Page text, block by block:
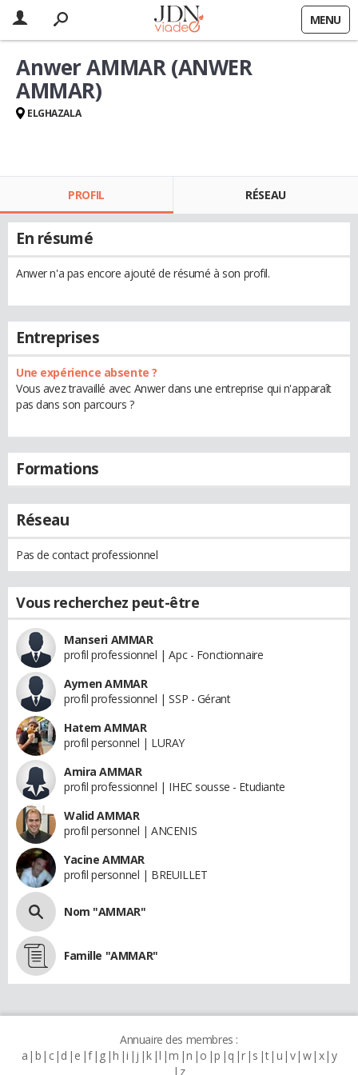
MENU
Anwer AMMAR (ANWER
AMMAR)
ELGHAZALA
PROFIL RÉSEAU
En résumé
Anwer n'a pas encore ajouté de résumé à son profil.
Entreprises
Une expérience absente ?
Vous avez travaillé avec Anwer dans une entreprise qui n'apparaît
pas dans son parcours ?
Formations
Réseau
Pas de contact professionnel
Vous recherchez peut-être
Manseri AMMAR
profil professionnel | Apc - Fonctionnaire
Aymen AMMAR
profil professionnel | SSP - Gérant
Hatem AMMAR
profil personnel | LURAY
Amira AMMAR
profil professionnel | IHEC sousse - Etudiante
Walid AMMAR
profil personnel | ANCENIS
Yacine AMMAR
profil personnel | BREUILLET
Nom "AMMAR"
Famille "AMMAR"
Annuaire des membres :
a b c d e f g h i j k l m n o p q r s t u v w x y
z